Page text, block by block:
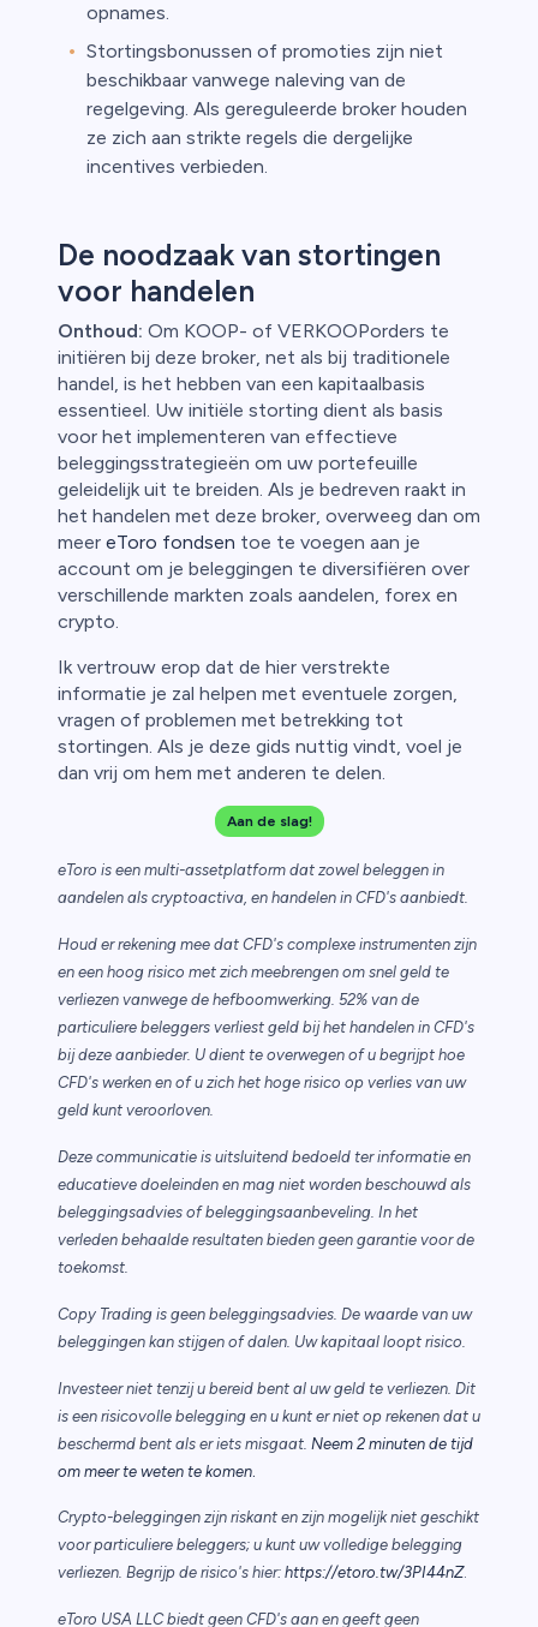
opnames.
Stortingsbonussen of promoties zijn niet
beschikbaar vanwege naleving van de
regelgeving. Als gereguleerde broker houden
ze zich aan strikte regels die dergelijke
incentives verbieden.
De noodzaak van stortingen
voor handelen
Onthoud: Om KOOP- of VERKOOPorders te
initiëren bij deze broker, net als bij traditionele
handel, is het hebben van een kapitaalbasis
essentieel. Uw initiële storting dient als basis
voor het implementeren van effectieve
beleggingsstrategieën om uw portefeuille
geleidelijk uit te breiden. Als je bedreven raakt in
het handelen met deze broker, overweeg dan om
meer eToro fondsen toe te voegen aan je
account om je beleggingen te diversifiëren over
verschillende markten zoals aandelen, forex en
crypto.
Ik vertrouw erop dat de hier verstrekte
informatie je zal helpen met eventuele zorgen,
vragen of problemen met betrekking tot
stortingen. Als je deze gids nuttig vindt, voel je
dan vrij om hem met anderen te delen.
Aan de slag!
eToro is een multi-assetplatform dat zowel beleggen in
aandelen als cryptoactiva, en handelen in CFD's aanbiedt.
Houd er rekening mee dat CFD's complexe instrumenten zijn
en een hoog risico met zich meebrengen om snel geld te
verliezen vanwege de hefboomwerking. 52% van de
particuliere beleggers verliest geld bij het handelen in CFD's
bij deze aanbieder. U dient te overwegen of u begrijpt hoe
CFD's werken en of u zich het hoge risico op verlies van uw
geld kunt veroorloven.
Deze communicatie is uitsluitend bedoeld ter informatie en
educatieve doeleinden en mag niet worden beschouwd als
beleggingsadvies of beleggingsaanbeveling. In het
verleden behaalde resultaten bieden geen garantie voor de
toekomst.
Copy Trading is geen beleggingsadvies. De waarde van uw
beleggingen kan stijgen of dalen. Uw kapitaal loopt risico.
Investeer niet tenzij u bereid bent al uw geld te verliezen. Dit
is een risicovolle belegging en u kunt er niet op rekenen dat u
beschermd bent als er iets misgaat. Neem 2 minuten de tijd
om meer te weten te komen.
Crypto-beleggingen zijn riskant en zijn mogelijk niet geschikt
voor particuliere beleggers; u kunt uw volledige belegging
verliezen. Begrijp de risico's hier: https://etoro.tw/3PI44nZ.
eToro USA LLC biedt geen CFD's aan en geeft geen